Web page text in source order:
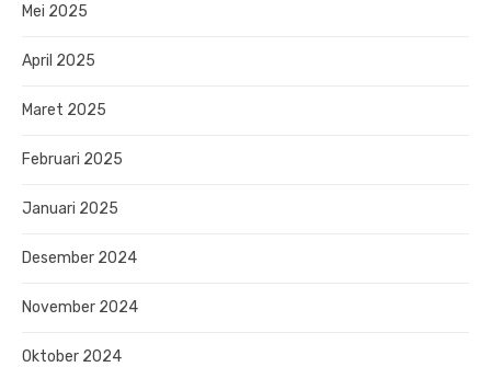
Mei 2025
April 2025
Maret 2025
Februari 2025
Januari 2025
Desember 2024
November 2024
Oktober 2024